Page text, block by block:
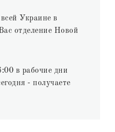
Украине в
отделение Новой
в рабочие дни
- получаете